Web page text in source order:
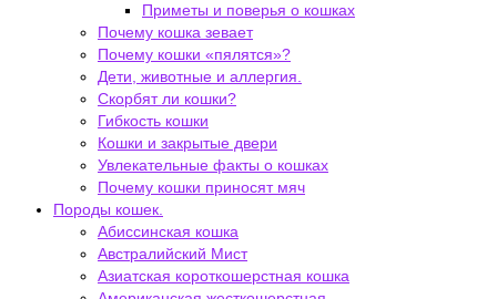
Приметы и поверья о кошках
Почему кошка зевает
Почему кошки «пялятся»?
Дети, животные и аллергия.
Скорбят ли кошки?
Гибкость кошки
Кошки и закрытые двери
Увлекательные факты о кошках
Почему кошки приносят мяч
Породы кошек.
Абиссинская кошка
Австралийский Мист
Азиатская короткошерстная кошка